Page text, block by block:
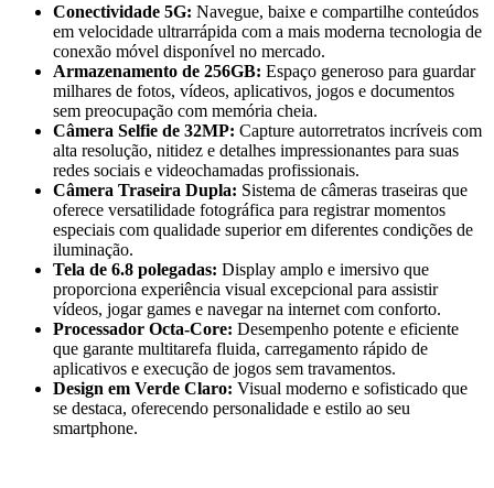
Conectividade 5G: Navegue, baixe e compartilhe conteúdos
em velocidade ultrarrápida com a mais moderna tecnologia de
conexão móvel disponível no mercado.
Armazenamento de 256GB: Espaço generoso para guardar
milhares de fotos, vídeos, aplicativos, jogos e documentos
sem preocupação com memória cheia.
Câmera Selfie de 32MP: Capture autorretratos incríveis com
alta resolução, nitidez e detalhes impressionantes para suas
redes sociais e videochamadas profissionais.
Câmera Traseira Dupla: Sistema de câmeras traseiras que
oferece versatilidade fotográfica para registrar momentos
especiais com qualidade superior em diferentes condições de
iluminação.
Tela de 6.8 polegadas: Display amplo e imersivo que
proporciona experiência visual excepcional para assistir
vídeos, jogar games e navegar na internet com conforto.
Processador Octa-Core: Desempenho potente e eficiente
que garante multitarefa fluida, carregamento rápido de
aplicativos e execução de jogos sem travamentos.
Design em Verde Claro: Visual moderno e sofisticado que
se destaca, oferecendo personalidade e estilo ao seu
smartphone.